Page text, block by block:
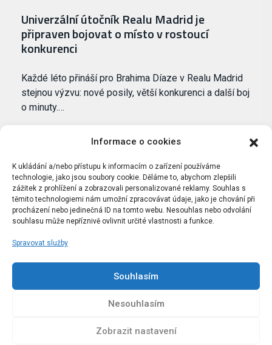
Informace o cookies
K ukládání a/nebo přístupu k informacím o zařízení používáme
technologie, jako jsou soubory cookie. Děláme to, abychom zlepšili
zážitek z prohlížení a zobrazovali personalizované reklamy. Souhlas s
těmito technologiemi nám umožní zpracovávat údaje, jako je chování při
procházení nebo jedinečná ID na tomto webu. Nesouhlas nebo odvolání
souhlasu může nepříznivě ovlivnit určité vlastnosti a funkce.
Spravovat služby
Souhlasím
Nesouhlasím
Zobrazit nastavení
Univerzální útočník Realu Madrid je
připraven bojovat o místo v rostoucí
konkurenci
Každé léto přináší pro Brahima Díaze v Realu Madrid
stejnou výzvu: nové posily, větší konkurenci a další boj
o minuty.…